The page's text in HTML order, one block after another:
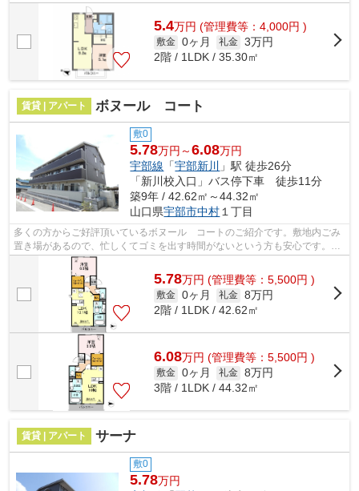
ズに合った物件を豊富に取り揃えてお...
5.4万円 (管理費等：4,000円 )
敷金 0ヶ月 礼金 3万円
2階 / 1LDK / 35.30㎡
賃貸 | アパート ボヌール コート
敷0
5.78万円～6.08万円
宇部線 「宇部新川 」駅 徒歩26分
「新川校入口」バス停下車 徒歩11分
築9年 / 42.62㎡～44.32㎡
山口県宇部市中村 １丁目
多くの方からご好評頂いているボヌール コートのご紹介です。敷地内ごみ
置き場があるので、忙しくてゴミを出す時間がないという方も安心です。ご
紹介するのは2016年11月竣工・築6年の...
5.78万円 (管理費等：5,500円 )
敷金 0ヶ月 礼金 8万円
2階 / 1LDK / 42.62㎡
6.08万円 (管理費等：5,500円 )
敷金 0ヶ月 礼金 8万円
3階 / 1LDK / 44.32㎡
賃貸 | アパート サーナ
敷0
5.78万円